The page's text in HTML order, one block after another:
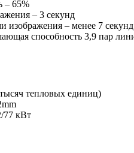
– 65%
– 3 секунд
изображения – менее 7 секунд
способность 3,9 пар
тепловых единиц)
77 кВт